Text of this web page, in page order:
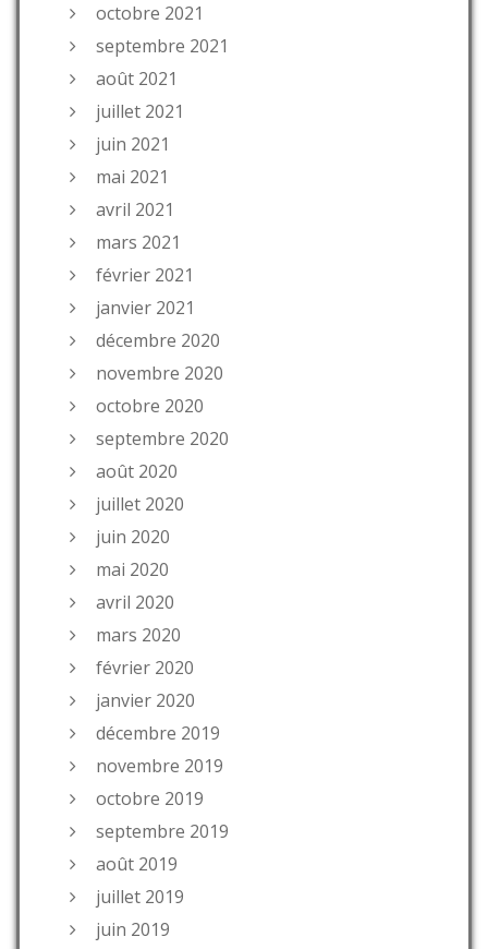
octobre 2021
septembre 2021
août 2021
juillet 2021
juin 2021
mai 2021
avril 2021
mars 2021
février 2021
janvier 2021
décembre 2020
novembre 2020
octobre 2020
septembre 2020
août 2020
juillet 2020
juin 2020
mai 2020
avril 2020
mars 2020
février 2020
janvier 2020
décembre 2019
novembre 2019
octobre 2019
septembre 2019
août 2019
juillet 2019
juin 2019